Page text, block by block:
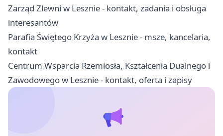
Zarząd Zlewni w Lesznie - kontakt, zadania i obsługa
interesantów
Parafia Świętego Krzyża w Lesznie - msze, kancelaria,
kontakt
Centrum Wsparcia Rzemiosła, Kształcenia Dualnego i
Zawodowego w Lesznie - kontakt, oferta i zapisy